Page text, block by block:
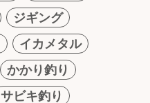
ジギング
イカメタル
かかり釣り
サビキ釣り